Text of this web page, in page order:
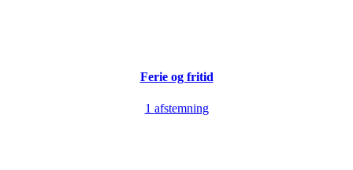
Ferie og fritid
1 afstemning